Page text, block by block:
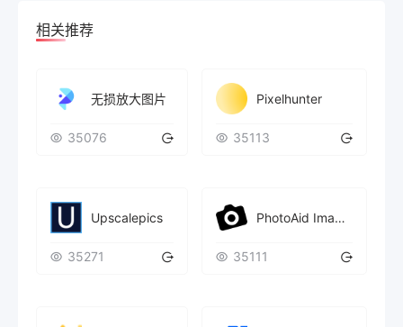
相关推荐
无损放大图片
35076
Pixelhunter
35113
Upscalepics
35271
PhotoAid Image Upscaler
35111